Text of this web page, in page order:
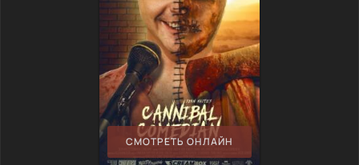
СМОТРЕТЬ ОНЛАЙН